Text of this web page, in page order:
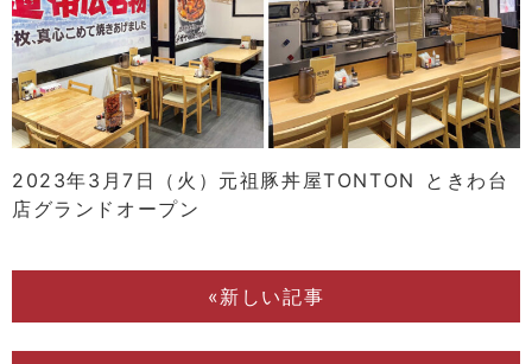
2023年3月7日（火）元祖豚丼屋TONTON ときわ台
店グランドオープン
«新しい記事